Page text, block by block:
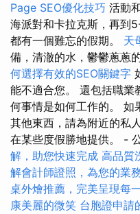
Page SEO優化技巧 活動
海派對和卡拉克斯，再到
都有一個難忘的假期。 天
備，清澈的水，鬱鬱蔥蔥
何選擇有效的SEO關鍵字
能不適合您。 還包括職業
何事情是如何工作的。 如
其他東西，請為附近的私
在某些度假勝地提供。 -
解，助您快速完成 高品質
解會計師證照，為您的業
桌外燴推薦，完美呈現每
康美麗的微笑 台胞證申請